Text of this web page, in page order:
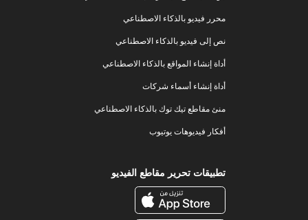
محرر فيديو بالذكاء الاصطناعي
نص إلى فيديو بالذكاء الاصطناعي
أداة إنشاء المواقع بالذكاء الاصطناعي
أداة إنشاء أسماء شركات
منئ مقاطع تيك توك بالذكاء الاصطناعي
أفكار فيديوهات يوتيوب
تطبيقات تحرير مقاطع الفيديو